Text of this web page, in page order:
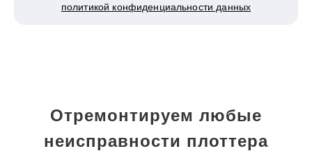
политикой конфиденциальности данных
Отремонтируем любые
неисправности плоттера